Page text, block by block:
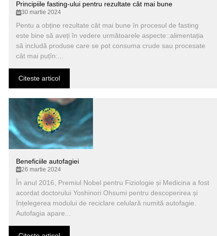
Principiile fasting-ului pentru rezultate cât mai bune
30 martie 2024
Pentu a obține rezultate cât mai bune în procesul de fasting
este bine să aveți în vedere următoarele aspecte::alimentația
să includă produse care se pot consuma crude sau procesate
cât mai puțîn:...
Citeste articol
Beneficiile autofagiei
26 martie 2024
În anul 2016, Premiul Nobel pentru Fiziologie și Medicina a fost
acordat doctorului Yoshinori Ohsumi pentru descoperirea și
înțelegerea modului de reciclare celulară numită autofagie.
Autofagia apare...